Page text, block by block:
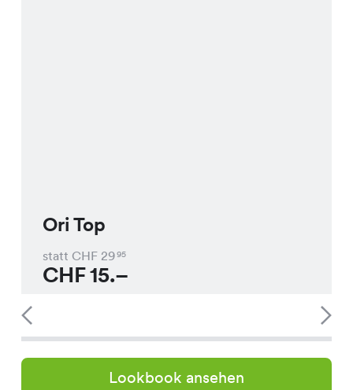
Ori Top
statt CHF 2995
CHF15.–
Lookbook ansehen